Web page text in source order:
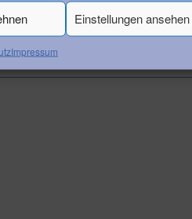
Einstellungen ansehen
Impressum